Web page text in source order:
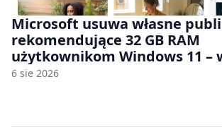
Microsoft usuwa własne
rekomendujące 32 GB RAM
użytkownikom Windows 11 –
nam przy tym komputery z 8
6 sie 2026